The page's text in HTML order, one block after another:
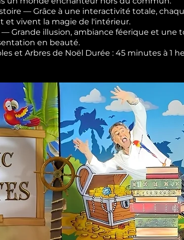
— Grâce à une interactivité totale,
et vivent la magie de l'intérieur.
— Grande illusion, ambiance féerique et
en beauté.
et Arbres de Noël Durée : 45 minutes à